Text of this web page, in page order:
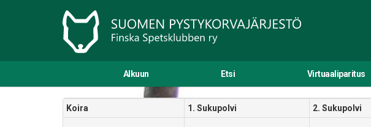
Alkuun Etsi Virtuaaliparitus
Koira 1. Sukupolvi 2. Sukupolvi